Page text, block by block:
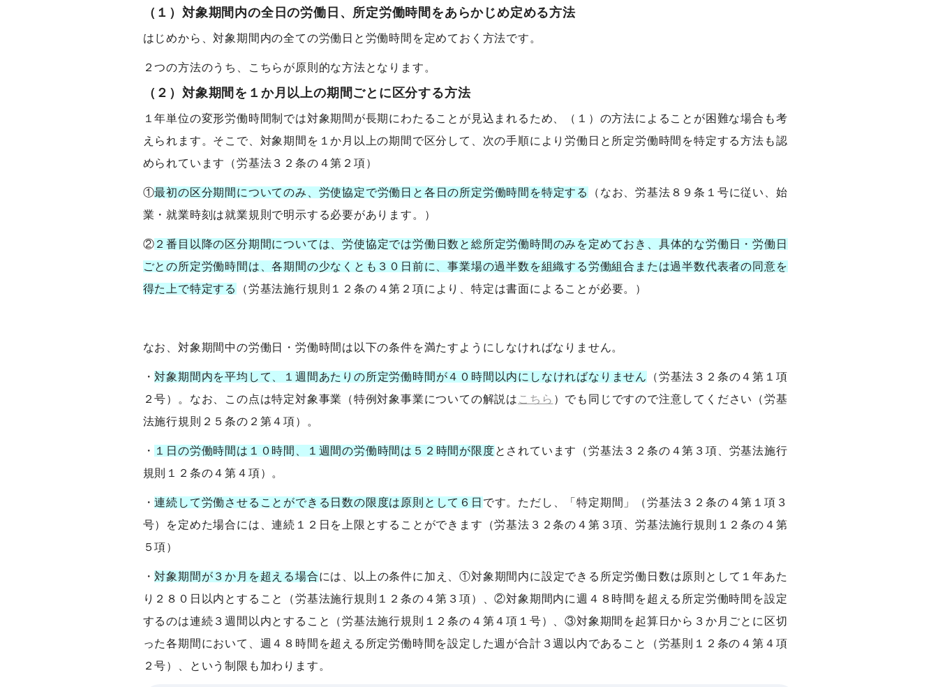
（１）対象期間内の全日の労働日、所定労働時間をあらかじめ定める方法
はじめから、対象期間内の全ての労働日と労働時間を定めておく方法です。
２つの方法のうち、こちらが原則的な方法となります。
（２）対象期間を１か月以上の期間ごとに区分する方法
１年単位の変形労働時間制では対象期間が長期にわたることが見込まれるため、（１）の方法によることが困難な場合も考
えられます。そこで、対象期間を１か月以上の期間で区分して、次の手順により労働日と所定労働時間を特定する方法も認
められています（労基法３２条の４第２項）
①最初の区分期間についてのみ、労使協定で労働日と各日の所定労働時間を特定する
（なお、労基法８９条１号に従い、始
業・就業時刻は就業規則で明示する必要があります。）
② ２番目以降の区分期間については、労使協定では労働日数と総所定労働時間のみを定めておき、具体的な労働日・労働日
ごとの所定労働時間は、各期間の少なくとも３０日前に、事業場の過半数を組織する労働組合または過半数代表者の同意を
得た上で特定する
（労基法施行規則１２条の４第２項により、特定は書面によることが必要。）
なお、対象期間中の労働日・労働時間は以下の条件を満たすようにしなければなりません。
・ 対象期間内を平均して、１週間あたりの所定労働時間が４０時間以内にしなければなりません
（労基法３２条の４第１項
２号）。なお、この点は特定対象事業（特例対象事業についての解説は こちら ）でも同じですので注意してください（労基
法施行規則２５条の２第４項）。
・ １日の労働時間は１０時間、１週間の労働時間は５２時間が限度とされています（労基法３２条の４第３項、労基法施行
規則１２条の４第４項）。
・連続して労働させることができる日数の限度は原則として６日 です。ただし、「特定期間」（労基法３２条の４第１項３
号）を定めた場合には、連続１２日を上限とすることができます（労基法３２条の４第３項、労基法施行規則１２条の４第
５項）
・ 対象期間が３か月を超える場合には、以上の条件に加え、①対象期間内に設定できる所定労働日数は原則として１年あた
り２８０日以内とすること（労基法施行規則１２条の４第３項）、②対象期間内に週４８時間を超える所定労働時間を設定
するのは連続３週間以内とすること（労基法施行規則１２条の４第４項１号）、③対象期間を起算日から３か月ごとに区切
った各期間において、週４８時間を超える所定労働時間を設定した週が合計３週以内であること（労基則１２条の４第４項
２号）、という制限も加わります。